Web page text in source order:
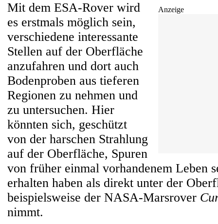
Anzeige
Mit dem ESA-Rover wird
es erstmals möglich sein,
verschiedene interessante
Stellen auf der Oberfläche
anzufahren und dort auch
Bodenproben aus tieferen
Regionen zu nehmen und
zu untersuchen. Hier
könnten sich, geschützt
von der harschen Strahlung
auf der Oberfläche, Spuren
von früher einmal vorhandenem Leben
erhalten haben als direkt unter der
beispielsweise der NASA-Marsrover
nimmt.